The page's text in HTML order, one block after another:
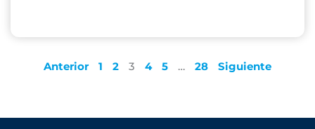
Anterior 1 2 3 4 5 … 28 Siguiente